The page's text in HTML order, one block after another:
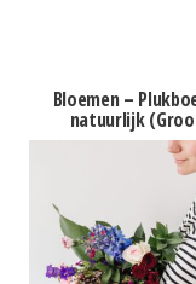
Bloemen –
natuurlijk